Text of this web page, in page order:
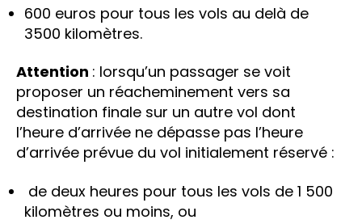
600 euros pour tous les vols au delà de
3500 kilomètres.
Attention : lorsqu’un passager se voit
proposer un réacheminement vers sa
destination finale sur un autre vol dont
l’heure d’arrivée ne dépasse pas l’heure
d’arrivée prévue du vol initialement réservé :
de deux heures pour tous les vols de 1 500
kilomètres ou moins, ou